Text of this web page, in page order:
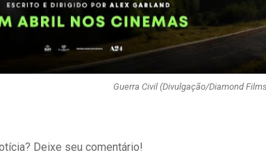
Guerra Civil (Divulgação/Diamond
Deixe seu comentário!